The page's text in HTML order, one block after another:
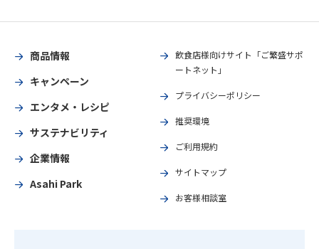
商品情報
キャンペーン
エンタメ・レシピ
サステナビリティ
企業情報
Asahi Park
飲食店様向けサイト「ご繁盛サポ
ートネット」
プライバシーポリシー
推奨環境
ご利用規約
サイトマップ
お客様相談室